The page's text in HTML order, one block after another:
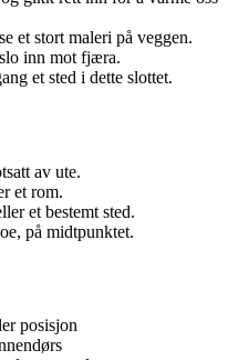
et stort maleri på veggen.
inn mot fjæra.
et sted i dette slottet.
av ute.
et rom.
et bestemt sted.
på midtpunktet.
posisjon